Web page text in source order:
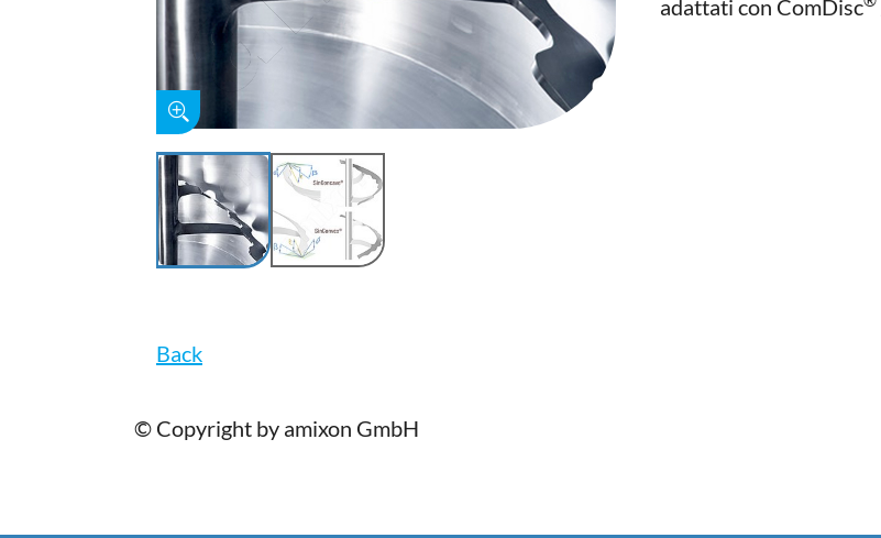
adattati con ComDisc
Back
© Copyright by amixon GmbH